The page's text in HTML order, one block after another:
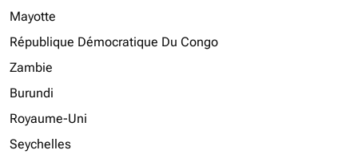
Mayotte
République Démocratique Du Congo
Zambie
Burundi
Royaume-Uni
Seychelles